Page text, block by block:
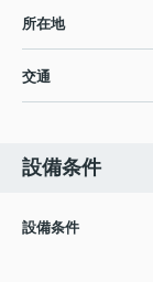
所在地
交通
設備条件
設備条件